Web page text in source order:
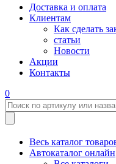
Доставка и оплата
Клиентам
Как сделать
статьи
Новости
Акции
Контакты
0
Весь каталог
Автокаталог онлайн